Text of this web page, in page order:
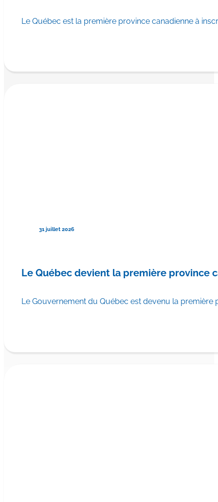
Le Québec est la première province canadienne à
31 juillet 2026
Le Québec devient la première province
Le Gouvernement du Québec est devenu la première